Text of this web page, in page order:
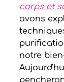
corps et
avons
notre